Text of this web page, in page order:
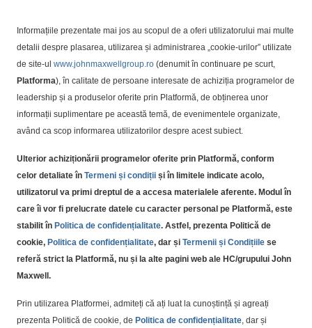
Informațiile prezentate mai jos au scopul de a oferi utilizatorului mai multe
detalii despre plasarea, utilizarea și administrarea „cookie-urilor” utilizate
de site-ul www.johnmaxwellgroup.ro (denumit în continuare pe scurt,
Platforma), în calitate de persoane interesate de achiziția programelor de
leadership și a produselor oferite prin Platformă, de obținerea unor
informații suplimentare pe această temă, de evenimentele organizate,
având ca scop informarea utilizatorilor despre acest subiect.
Ulterior achiziționării programelor oferite prin Platformă, conform
celor detaliate în Termeni și condiții și în limitele indicate acolo,
utilizatorul va primi dreptul de a accesa materialele aferente. Modul în
care îi vor fi prelucrate datele cu caracter personal pe Platformă, este
stabilit în Politica de confidențialitate. Astfel, prezenta Politică de
cookie, Politica de confidențialitate, dar și Termenii și Condițiile se
referă strict la Platformă, nu și la alte pagini web ale HC/grupului John
Maxwell.
Prin utilizarea Platformei, admiteți că ați luat la cunoștință și agreați
prezenta Politică de cookie, de Politica de confidențialitate, dar și